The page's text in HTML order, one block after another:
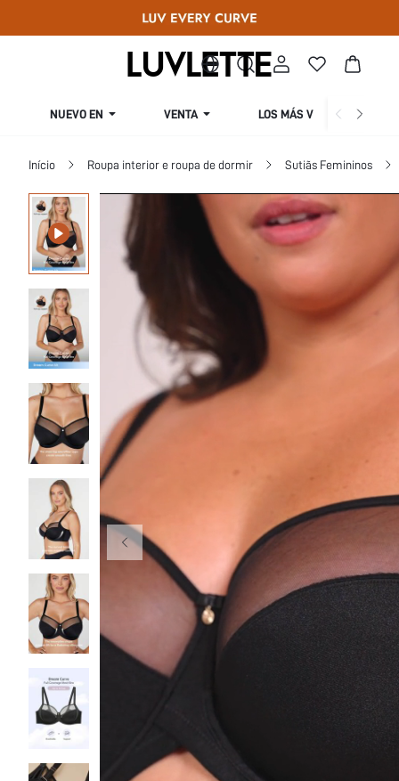
NUEVO EN VENTA LOS MÁS VENDIDOS
Início Roupa interior e roupa de dormir Sutiãs Femininos